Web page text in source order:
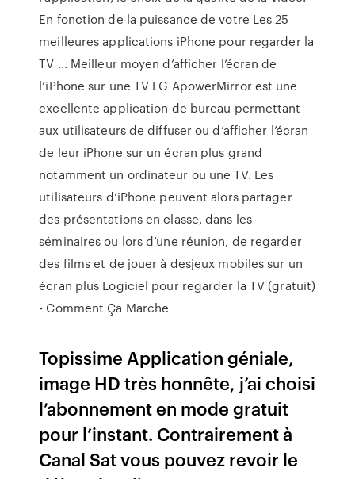
En fonction de la puissance de votre Les 25
meilleures applications iPhone pour regarder la
TV ... Meilleur moyen d’afficher l’écran de
l’iPhone sur une TV LG ApowerMirror est une
excellente application de bureau permettant
aux utilisateurs de diffuser ou d’afficher l’écran
de leur iPhone sur un écran plus grand
notamment un ordinateur ou une TV. Les
utilisateurs d’iPhone peuvent alors partager
des présentations en classe, dans les
séminaires ou lors d’une réunion, de regarder
des films et de jouer à desjeux mobiles sur un
écran plus Logiciel pour regarder la TV (gratuit)
- Comment Ça Marche
Topissime Application géniale,
image HD très honnête, j’ai choisi
l’abonnement en mode gratuit
pour l’instant. Contrairement à
Canal Sat vous pouvez revoir le